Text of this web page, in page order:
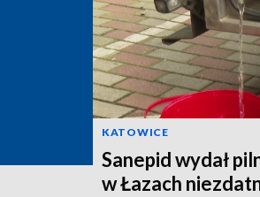
KATOWICE
Sanepid wydał
w Łazach